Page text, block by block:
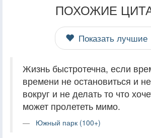
ПОХОЖИЕ
Показать лучшие
Жизнь быстротечна, если
времени не остановиться и
вокруг и не делать то что
может пролететь мимо.
Южный парк (100+)